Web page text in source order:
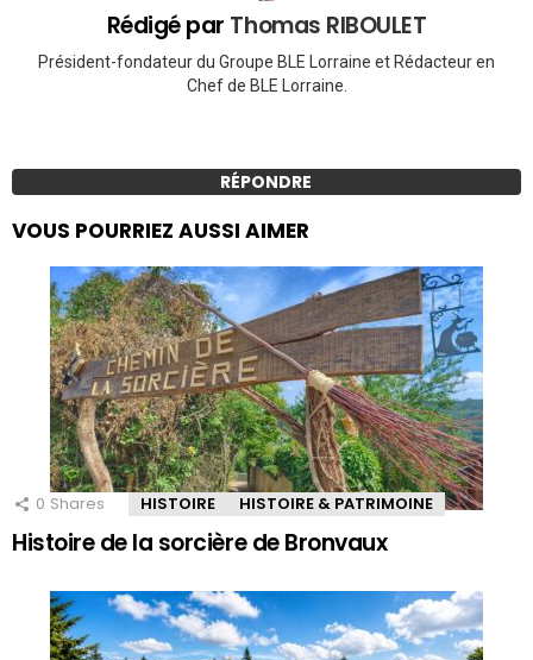
Rédigé par Thomas RIBOULET
Président-fondateur du Groupe BLE Lorraine et Rédacteur en
Chef de BLE Lorraine.
RÉPONDRE
VOUS POURRIEZ AUSSI AIMER
0 Shares HISTOIRE HISTOIRE & PATRIMOINE
Histoire de la sorcière de Bronvaux